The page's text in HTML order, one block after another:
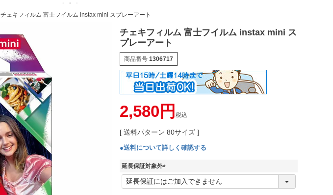
チェキフィルム 富士フイルム instax mini スプレーアート
チェキフィルム 富士フイルム instax mini ス
プレーアート
商品番号 1306717
2,580 税込
送料パターン 80サイズ
●送料について詳しく確認する
延長保証対象外
(
必